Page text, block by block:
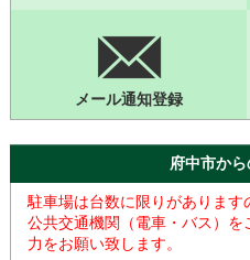
メール通知登録
府中市か
駐車場は台数に限りがあります
公共交通機関（電車・バス）
力をお願い致します。